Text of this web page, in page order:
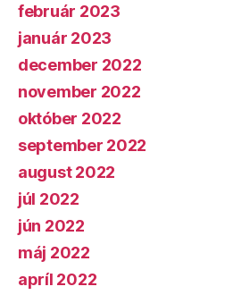
február 2023
január 2023
december 2022
november 2022
október 2022
september 2022
august 2022
júl 2022
jún 2022
máj 2022
apríl 2022